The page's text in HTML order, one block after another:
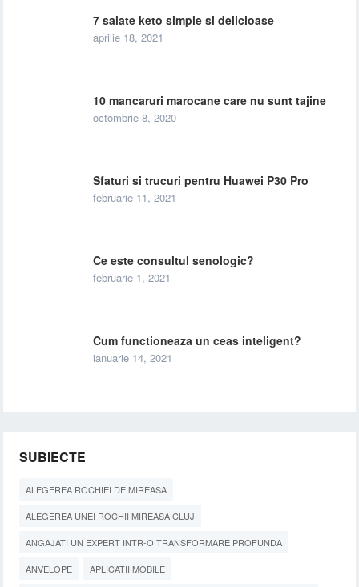
7 salate keto simple si delicioase
aprilie 18, 2021
10 mancaruri marocane care nu sunt tajine
octombrie 8, 2020
Sfaturi si trucuri pentru Huawei P30 Pro
februarie 11, 2021
Ce este consultul senologic?
februarie 1, 2021
Cum functioneaza un ceas inteligent?
ianuarie 14, 2021
SUBIECTE
ALEGEREA ROCHIEI DE MIREASA
ALEGEREA UNEI ROCHII MIREASA CLUJ
ANGAJATI UN EXPERT INTR-O TRANSFORMARE PROFUNDA
ANVELOPE APLICATII MOBILE